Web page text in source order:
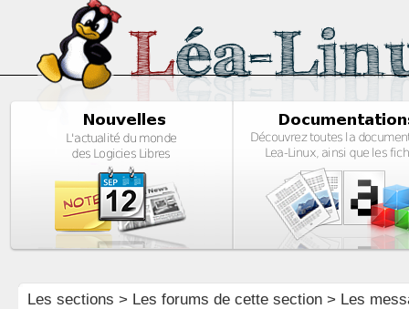
Les sections > Les forums de cette section> Les